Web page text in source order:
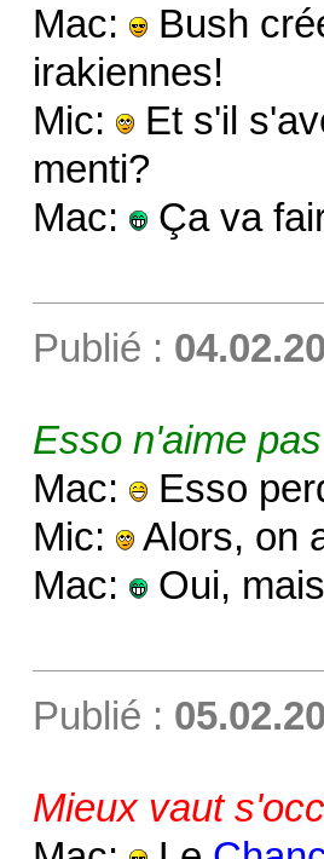
Mac:
Bush
irakiennes!
Mic:
Et s'il
menti?
Mac:
Ça va
Publié :
Esso n'aime
Mac:
Esso
Mic:
Alors, on
Mac:
Oui,
Publié :
Mieux vaut